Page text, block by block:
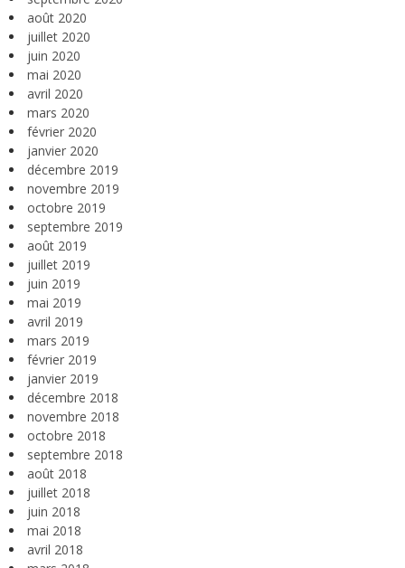
août 2020
juillet 2020
juin 2020
mai 2020
avril 2020
mars 2020
février 2020
janvier 2020
décembre 2019
novembre 2019
octobre 2019
septembre 2019
août 2019
juillet 2019
juin 2019
mai 2019
avril 2019
mars 2019
février 2019
janvier 2019
décembre 2018
novembre 2018
octobre 2018
septembre 2018
août 2018
juillet 2018
juin 2018
mai 2018
avril 2018